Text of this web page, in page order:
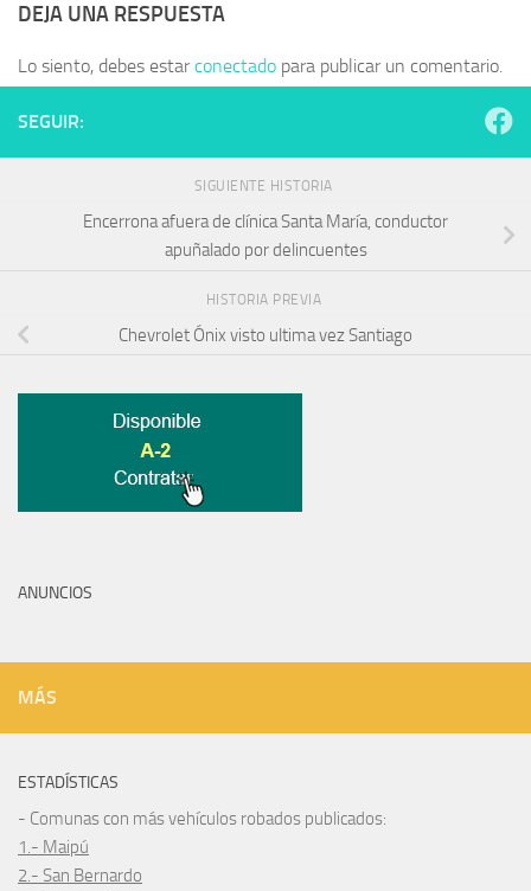
DEJA UNA RESPUESTA
Lo siento, debes estarconectado para publicar un comentario.
SEGUIR:
SIGUIENTE HISTORIA
Encerrona afuera de clínica Santa María, conductor
apuñalado por delincuentes
HISTORIA PREVIA
Chevrolet Ónix visto ultima vez Santiago
ANUNCIOS
MÁS
ESTADÍSTICAS
- Comunas con más vehículos robados publicados:
1.- Maipú
2.- San Bernardo